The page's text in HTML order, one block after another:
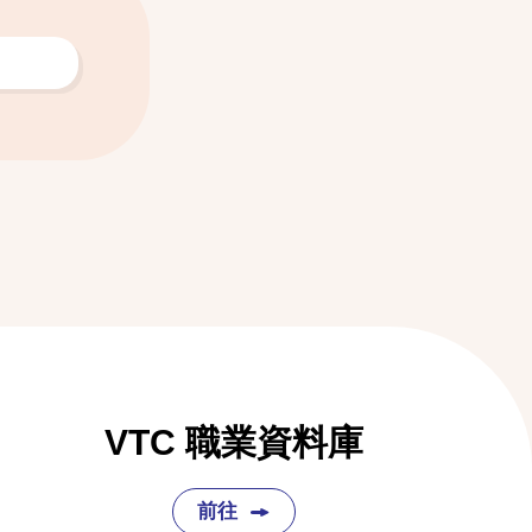
VTC 職業資料庫
前往